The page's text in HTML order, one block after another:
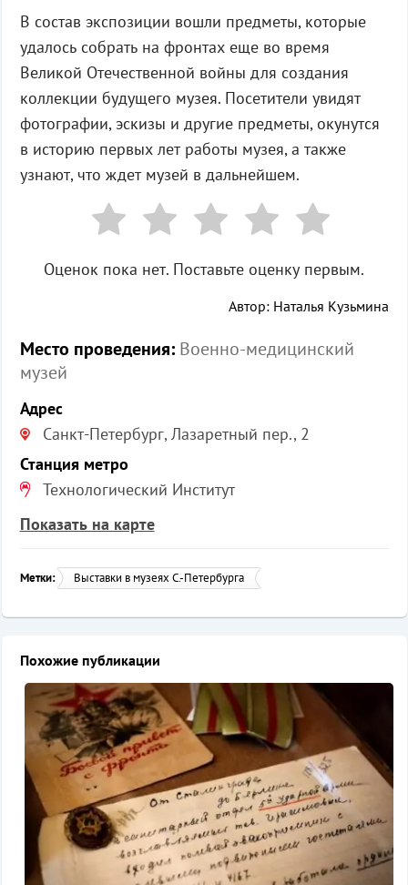
В состав экспозиции вошли предметы, которые
удалось собрать на фронтах еще во время
Великой Отечественной войны для создания
коллекции будущего музея. Посетители увидят
фотографии, эскизы и другие предметы, окунутся
в историю первых лет работы музея, а также
узнают, что ждет музей в дальнейшем.
Оценок пока нет. Поставьте оценку первым.
Автор: Наталья Кузьмина
Место проведения: Военно-медицинский
музей
Адрес
Санкт-Петербург, Лазаретный пер., 2
Станция метро
Технологический Институт
Показать на карте
Метки: Выставки в музеях С.-Петербурга
Похожие публикации